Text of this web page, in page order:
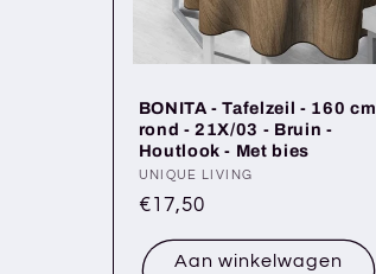
BONITA - Tafelzeil - 160 cm
rond - 21X/03 - Bruin -
Houtlook - Met bies
Verkoper:
UNIQUE LIVING
Normale
€17,50
Aan winkelwagen